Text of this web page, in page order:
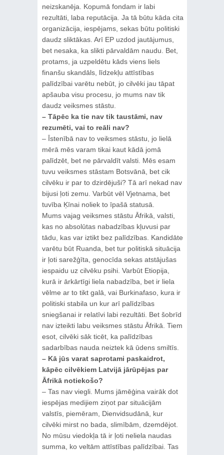
neizskanēja. Kopumā fondam ir labi
rezultāti, laba reputācija. Ja tā būtu kāda cita
organizācija, iespējams, sekas būtu politiski
daudz sliktākas. Arī EP uzdod jautājumus,
bet nesaka, ka slikti pārvaldām naudu. Bet,
protams, ja uzpeldētu kāds viens liels
finanšu skandāls, līdzekļu attīstības
palīdzībai varētu nebūt, jo cilvēki jau tāpat
apšauba visu procesu, jo mums nav tik
daudz veiksmes stāstu.
– Tāpēc ka tie nav tik taustāmi, nav
rezumēti, vai to reāli nav?
– Īstenībā nav to veiksmes stāstu, jo lielā
mērā mēs varam tikai kaut kādā jomā
palīdzēt, bet ne pārvaldīt valsti. Mēs esam
tuvu veiksmes stāstam Botsvānā, bet cik
cilvēku ir par to dzirdējuši? Tā arī nekad nav
bijusi ļoti zemu. Varbūt vēl Vjetnama, bet
tuvība Ķīnai noliek to īpašā statusā.
Mums vajag veiksmes stāstu Āfrikā, valsti,
kas no absolūtas nabadzības kļuvusi par
tādu, kas var iztikt bez palīdzības. Kandidāte
varētu būt Ruanda, bet tur politiskā situācija
ir ļoti sarežģīta, genocīda sekas atstājušas
iespaidu uz cilvēku psihi. Varbūt Etiopija,
kurā ir ārkārtīgi liela nabadzība, bet ir liela
vēlme ar to tikt galā, vai Burkinafaso, kura ir
politiski stabila un kur arī palīdzības
sniegšanai ir relatīvi labi rezultāti. Bet šobrīd
nav izteikti labu veiksmes stāstu Āfrikā. Tiem
esot, cilvēki sāk ticēt, ka palīdzības
sadarbības nauda neiztek kā ūdens smiltīs.
– Kā jūs varat saprotami paskaidrot,
kāpēc cilvēkiem Latvijā jārūpējas par
Āfrikā notiekošo?
– Tas nav viegli. Mums jāmēģina vairāk dot
iespējas medijiem ziņot par situācijām
valstīs, piemēram, Dienvidsudānā, kur
cilvēki mirst no bada, slimībām, dzemdējot.
No mūsu viedokļa tā ir ļoti neliela naudas
summa, ko veltām attīstības palīdzībai. Tas